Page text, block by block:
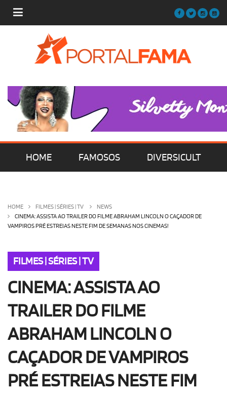
HOME FAMOSOS DIVERSICULT
HOME FILMES | SÉRIES | TV
NEWS
CINEMA: ASSISTA AO TRAILER DO FILME ABRAHAM LINCOLN O CAÇADOR DE
VAMPIROS PRÉ ESTREIAS NESTE FIM DE SEMANAS NOS CINEMAS!
FILMES | SÉRIES | TV
CINEMA: ASSISTA AO
TRAILER DO FILME
ABRAHAM LINCOLN O
CAÇADOR DE VAMPIROS
PRÉ ESTREIAS NESTE FIM